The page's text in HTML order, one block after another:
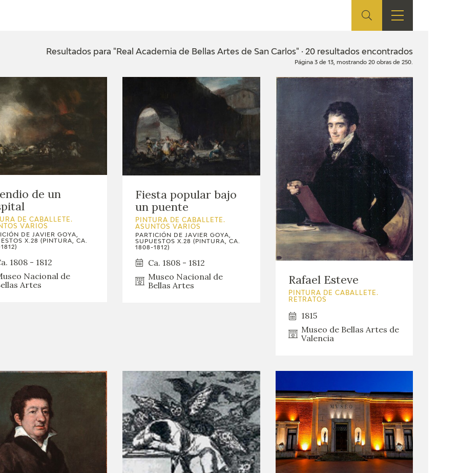
ACTUALIDAD
PRENSA
ITALIANO
FRANCISCO DE GOYA
EL VIAJE DE GOYA
PREMIO ARAGÓN
EDICIONES TIENDA EDUCA
RECURSOS
EDUCATIVOS
FICHAS ARASAAC
Resultados para "Real Academia de Bellas Artes de San Carlos" · 20 resultados encontrados
Página 3 de 13, mostrando 20 obras de 250.
de un
DE CABALLETE.
VARIOS
DE JAVIER GOYA,
X.28 (PINTURA, CA.
1808 - 1812
Nacional de
Artes
Fiesta popular bajo
un puente
PINTURA DE CABALLETE.
ASUNTOS VARIOS
PARTICIÓN DE JAVIER GOYA,
SUPUESTOS X.28 (PINTURA, CA.
1808-1812)
Ca. 1808 - 1812
Museo Nacional de
Bellas Artes
Rafael Esteve
PINTURA DE CABALLETE.
RETRATOS
1815
Museo de Bellas Artes de
Valencia